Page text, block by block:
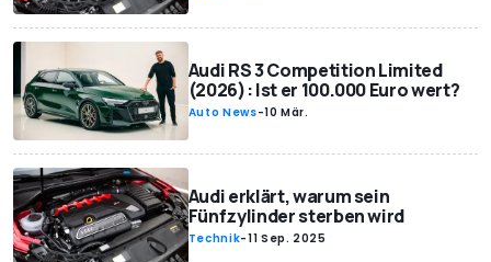
Audi RS 3 Competition Limited
(2026): Ist er 100.000 Euro wert?
Auto News-10 Mär.
Audi erklärt, warum sein
Fünfzylinder sterben wird
Technik-11 Sep. 2025